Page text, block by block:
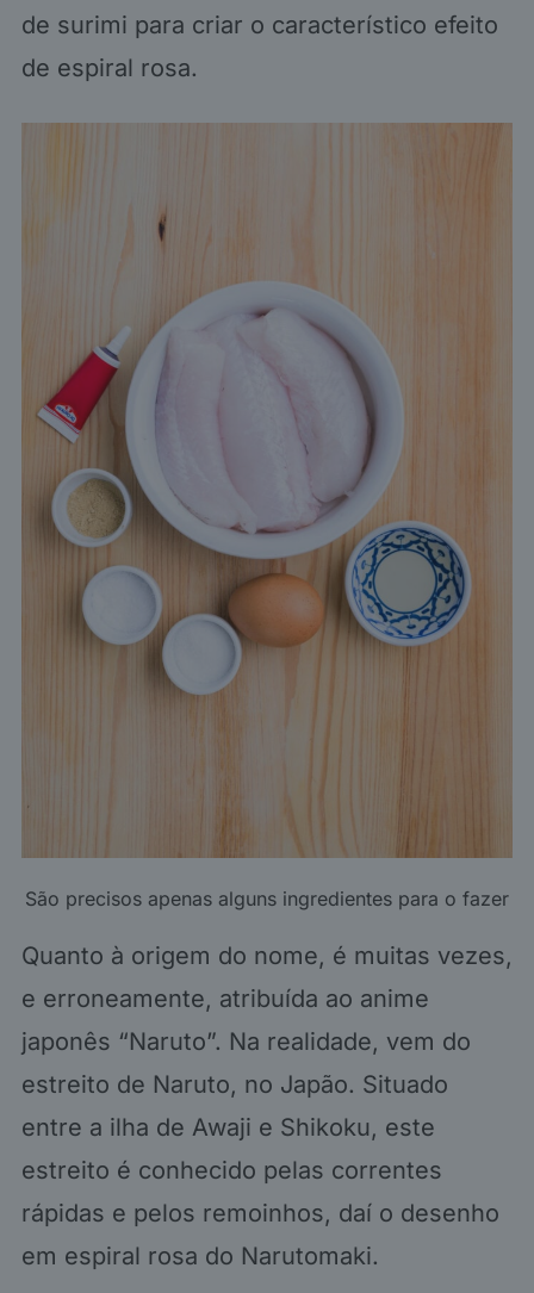
de surimi para criar o característico efeito
de espiral rosa.
São precisos apenas alguns ingredientes para o fazer
Quanto à origem do nome, é muitas vezes,
e erroneamente, atribuída ao anime
japonês “Naruto”. Na realidade, vem do
estreito de Naruto, no Japão. Situado
entre a ilha de Awaji e Shikoku, este
estreito é conhecido pelas correntes
rápidas e pelos remoinhos, daí o desenho
em espiral rosa do Narutomaki.